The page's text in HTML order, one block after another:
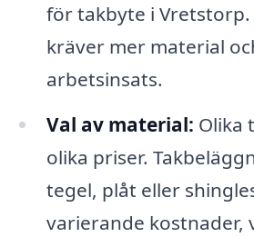
för takbyte i
kräver mer material
arbetsinsats.
Val av material: Olika
olika priser.
tegel, plåt eller
varierande kostnader,